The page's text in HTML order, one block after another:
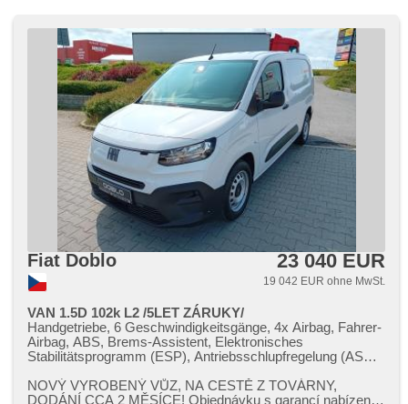
Fiat Doblo 23 040 EUR
19 042 EUR ohne MwSt.
VAN 1.5D 102k L2 /5LET ZÁRUKY/
Handgetriebe, 6 Geschwindigkeitsgänge, 4x Airbag, Fahrer-
Airbag, ABS, Brems-Assistent, Elektronisches
Stabilitätsprogramm (ESP), Antriebsschlupfregelung (ASR),
Klimaanlage, Tempomat, LED adaptivní světlomety, täglich
Leuchten, erfüllt 'EURO VI', Bordcomputer, parkovací
NOVÝ VYROBENÝ VŮZ,​ NA CESTĚ Z TOVÁRNY,​
DODÁNÍ CCA 2 MĚSÍCE! Objednávku s garancí nabízené